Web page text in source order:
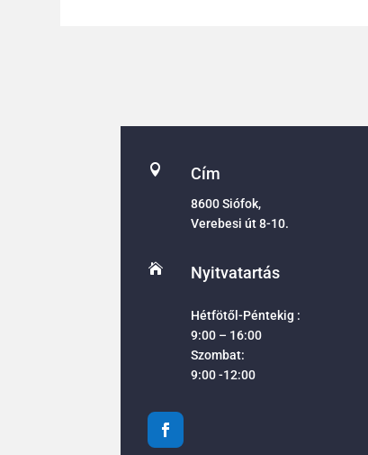
 Cím
8600 Siófok,
Verebesi út 8-10.
 Nyitvatartás
Hétfötől-Péntekig :
9:00 – 16:00
Szombat:
9:00 -12:00